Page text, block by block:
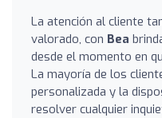
La atención al cliente
valorado, con Bea
desde el momento en
La mayoría de los
personalizada y la
resolver cualquier